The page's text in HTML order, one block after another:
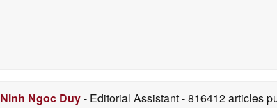
Ninh Ngoc Duy- Editorial Assistant- 816412 articles